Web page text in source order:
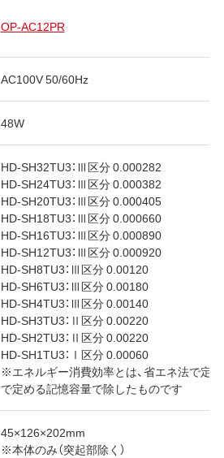
OP-AC12PR
AC100V 50/60Hz
48W
HD-SH32TU3：Ⅲ区分 0.000282
HD-SH24TU3：Ⅲ区分 0.000382
HD-SH20TU3：Ⅲ区分 0.000405
HD-SH18TU3：Ⅲ区分 0.000660
HD-SH16TU3：Ⅲ区分 0.000890
HD-SH12TU3：Ⅲ区分 0.000920
HD-SH8TU3：Ⅲ区分 0.00120
HD-SH6TU3：Ⅲ区分 0.00180
HD-SH4TU3：Ⅲ区分 0.00140
HD-SH3TU3：Ⅱ区分 0.00220
HD-SH2TU3：Ⅱ区分 0.00220
HD-SH1TU3：Ⅰ区分 0.00060
※エネルギー消費効率とは、省エネ法で定
で定める記憶容量で除したものです
45×126×202mm
※本体のみ（突起部除く）